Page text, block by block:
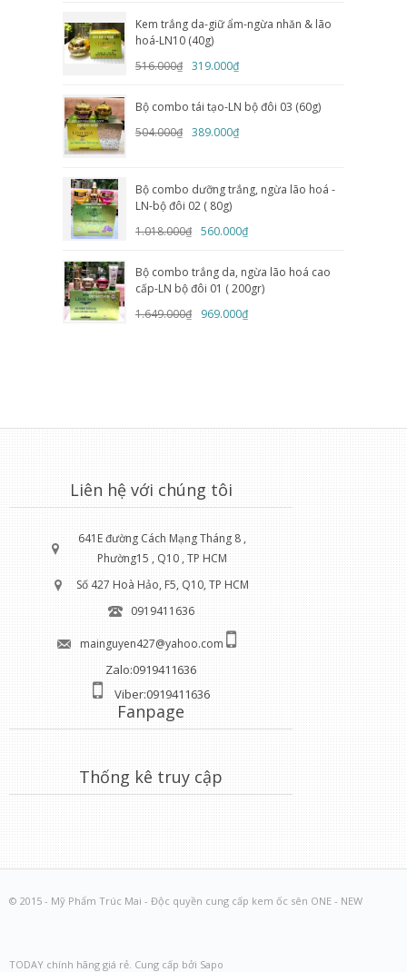
Kem trắng da-giữ ẩm-ngừa nhăn & lão
hoá-LN10 (40g)
516.000₫ 319.000₫
Bộ combo tái tạo-LN bộ đôi 03 (60g)
504.000₫ 389.000₫
Bộ combo dưỡng trắng, ngừa lão hoá -
LN-bộ đôi 02 ( 80g)
1.018.000₫ 560.000₫
Bộ combo trắng da, ngừa lão hoá cao
cấp-LN bộ đôi 01 ( 200gr)
1.649.000₫
969.000₫
Liên hệ với chúng tôi
641E đường Cách Mạng Tháng 8 ,
Phường15 , Q10 , TP HCM
Số 427 Hoà Hảo, F5, Q10, TP HCM
0919411636
mainguyen427@yahoo.com
Zalo:0919411636
Viber:0919411636
Fanpage
Thống kê truy cập
© 2015 - Mỹ Phẩm Trúc Mai - Độc quyền cung cấp kem ốc sên ONE - NEW
TODAY chính hãng giá rẻ. Cung cấp bởi Sapo